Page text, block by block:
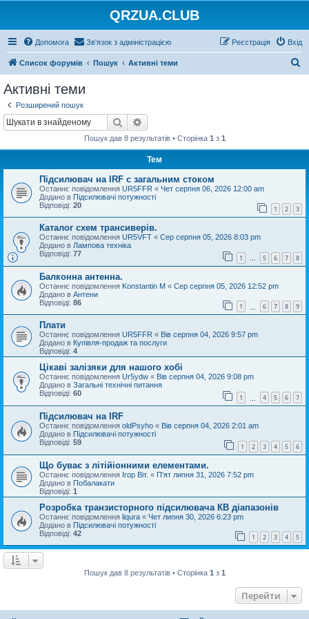
QRZUA.CLUB
Допомога Зв'язок з адміністрацією Вхід
Реєстрація
Список форумів Пошук Активні теми
Активні теми
Розширений пошук
Пошук
Пошук дав 8 результатів • Сторінка 1 з 1
Тем
Підсилювач на IRF с загальним стоком
Останнє повідомлення UR5FFR « Чет серпня 06, 2026 12:00 am
Додано в Підсилювачі потужності
Відповіді: 20 1 2 3
Каталог схем трансиверів.
Останнє повідомлення UR5VFT « Сер серпня 05, 2026 8:03 pm
Додано в Лампова техніка
Відповіді: 77 1 … 5 6 7 8
Балконна антенна.
Останнє повідомлення Konstantin M « Сер серпня 05, 2026 12:52 pm
Додано в Антени
Відповіді: 86 1 6 7 8 9
Плати
Останнє повідомлення UR5FFR « Вів серпня 04, 2026 9:57 pm
Додано в Купівля-продаж та послуги
Відповіді: 4
Цікаві залізяки для нашого хобі
Останнє повідомлення Ur5ydw « Вів серпня 04, 2026 9:08 pm
Додано в Загальні технічні питання
Відповіді: 60 1 4 5 6 7
Підсилювач на IRF
Останнє повідомлення oldPsyho « Вів серпня 04, 2026 2:01 am
Додано в Підсилювачі потужності
Відповіді: 59 1 2 3 4 5 6
Що буває з літійіонними елементами.
Останнє повідомлення Ігор Віт. « П'ят липня 31, 2026 7:52 pm
Додано в Побалакати
Відповіді: 1
Розробка транзисторного підсилювача КВ діапазонів
Останнє повідомлення liqura « Чет липня 30, 2026 6:23 pm
Додано в Підсилювачі потужності
Відповіді: 42 1 2 3 4 5
Пошук дав 8 результатів • Сторінка 1 з 1
Перейти